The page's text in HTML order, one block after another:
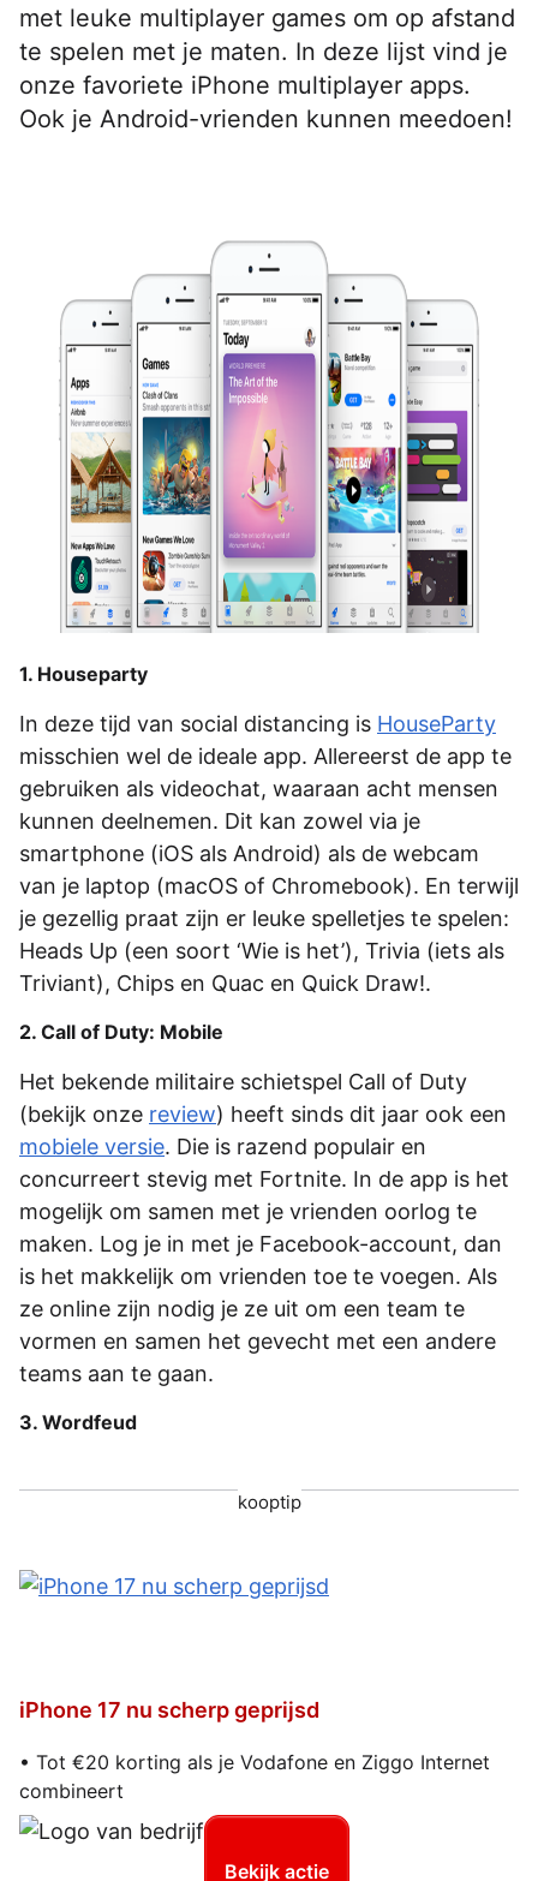
met leuke multiplayer games om op afstand
te spelen met je maten. In deze lijst vind je
onze favoriete iPhone multiplayer apps.
Ook je Android-vrienden kunnen meedoen!
1. Houseparty
In deze tijd van social distancing is HouseParty
misschien wel de ideale app. Allereerst de app te
gebruiken als videochat, waaraan acht mensen
kunnen deelnemen. Dit kan zowel via je
smartphone (iOS als Android) als de webcam
van je laptop (macOS of Chromebook). En terwijl
je gezellig praat zijn er leuke spelletjes te spelen:
Heads Up (een soort ‘Wie is het’), Trivia (iets als
Triviant), Chips en Quac en Quick Draw!.
2. Call of Duty: Mobile
Het bekende militaire schietspel Call of Duty
(bekijk onze review) heeft sinds dit jaar ook een
mobiele versie. Die is razend populair en
concurreert stevig met Fortnite. In de app is het
mogelijk om samen met je vrienden oorlog te
maken. Log je in met je Facebook-account, dan
is het makkelijk om vrienden toe te voegen. Als
ze online zijn nodig je ze uit om een team te
vormen en samen het gevecht met een andere
teams aan te gaan.
3. Wordfeud
kooptip
iPhone 17 nu scherp geprijsd
• Tot €20 korting als je Vodafone en Ziggo Internet
combineert
Bekijk actie